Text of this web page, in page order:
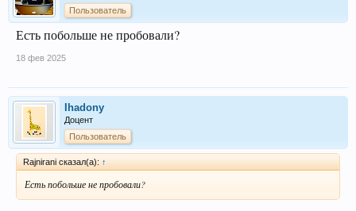
Пользователь
Есть побольше не пробовали?
18 фев 2025
Ihadony
Доцент
Пользователь
Rajnirani сказал(а): ↑
Есть побольше не пробовали?